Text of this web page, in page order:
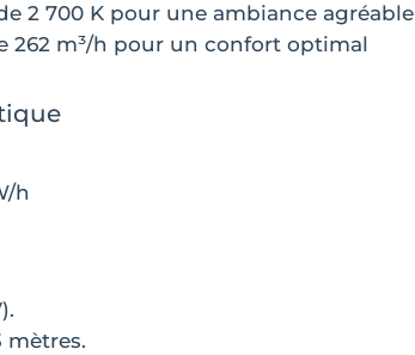
2 700 K pour une ambiance agréable
262 m³/h pour un confort optimal
h
mètres.